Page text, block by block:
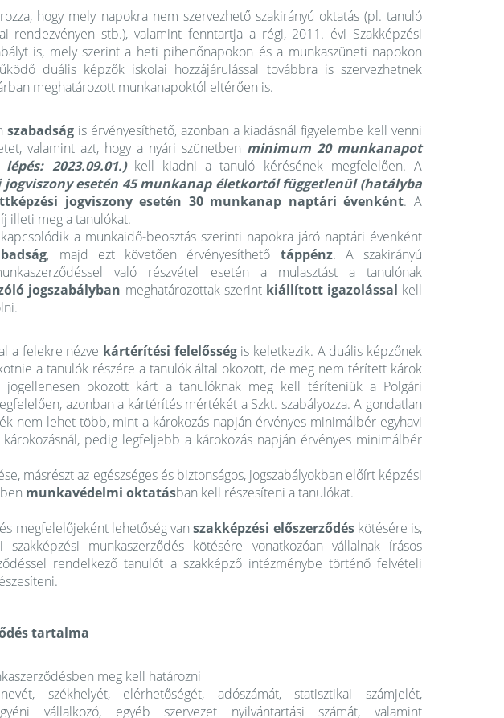
hogy mely napokra nem szervezhető szakirányú oktatás (pl. tanuló
rendezvényen stb.), valamint fenntartja a régi, 2011. évi Szakképzési
is, mely szerint a heti pihenőnapokon és a munkaszüneti napokon
duális képzők iskolai hozzájárulással továbbra is szervezhetnek
meghatározott munkanapoktól eltérően is.
szabadság is érvényesíthető, azonban a kiadásnál figyelembe kell venni
valamint azt, hogy a nyári szünetben minimum 20 munkanapot
2023.09.01.)kell kiadni a tanuló kérésének megfelelően. A
esetén 45 munkanap életkortól függetlenül (hatályba
jogviszony esetén 30 munkanap naptári évenként. A
illeti meg a tanulókat.
a munkaidő-beosztás szerinti napokra járó naptári évenként
, majd ezt követően érvényesíthető táppénz. A szakirányú
való részvétel esetén a mulasztást a tanulónak
jogszabályban meghatározottak szerint kiállított igazolással kell
a felekre nézve kártérítési felelősségis keletkezik. A duális képzőnek
a tanulók részére a tanulók által okozott, de meg nem térített károk
okozott kárt a tanulóknak meg kell téríteniük a Polgári
azonban a kártérítés mértékét a Szkt. szabályozza. A gondatlan
nem lehet több, mint a károkozás napján érvényes minimálbér egyhavi
károkozásnál, pedig legfeljebb a károkozás napján érvényes minimálbér
másrészt az egészséges és biztonságos, jogszabályokban előírt képzési
munkavédelmi oktatásban kell részesíteni a tanulókat.
megfelelőjeként lehetőség vanszakképzési előszerződéskötésére is,
munkaszerződés kötésére vonatkozóan vállalnak írásos
rendelkező tanulót a szakképző intézménybe történő felvételi
tartalma
meg kell határozni
székhelyét, elérhetőségét, adószámát, statisztikai számjelét,
vállalkozó, egyéb szervezet nyilvántartási számát, valamint